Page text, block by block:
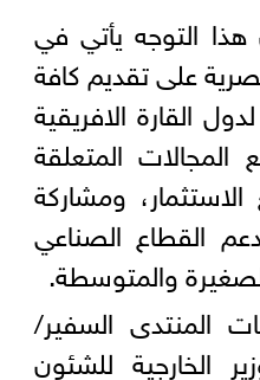
التوجه يأتي في
على تقديم كافة
القارة الافريقية
المتعلقة
الاستثمار، ومشاركة
القطاع الصناعي
والمتوسطة.
المنتدى السفير/
الخارجية للشئون